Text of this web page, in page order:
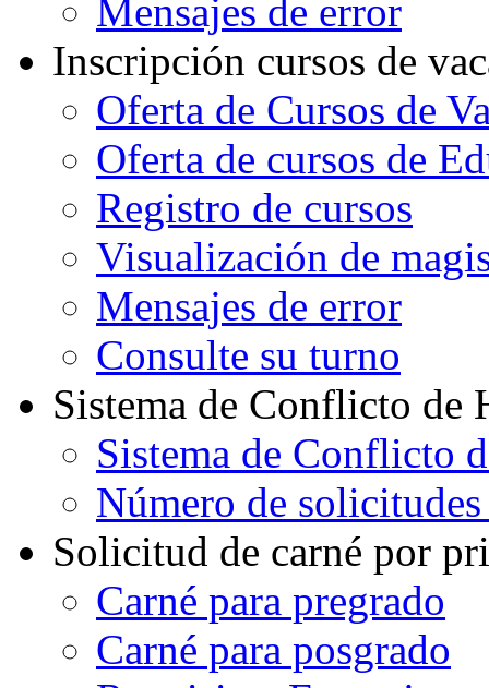
Mensajes de error
Inscripción cursos de
Oferta de Cursos de
Oferta de cursos de
Registro de cursos
Visualización de
Mensajes de error
Consulte su turno
Sistema de Conflicto de
Sistema de Conflicto
Número de
Solicitud de carné por
Carné para pregrado
Carné para posgrado